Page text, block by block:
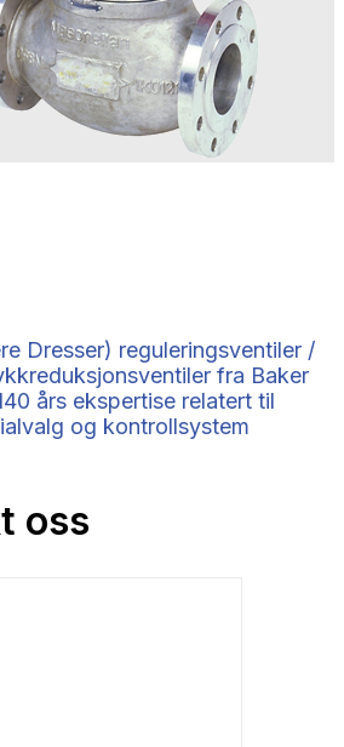
Dresser) reguleringsventiler /
fra Baker
års ekspertise relatert til
og kontrollsystem
oss